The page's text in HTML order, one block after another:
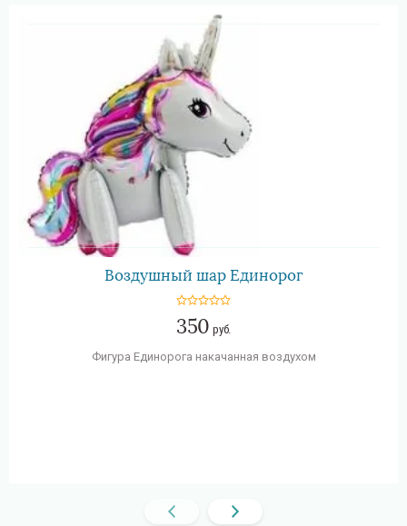
Воздушный шар Единорог
350 руб.
Фигура Единорога накачанная воздухом